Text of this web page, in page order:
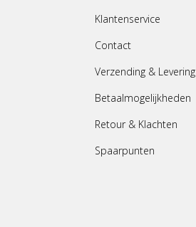
Klantenservice
Contact
Verzending & Levering
Betaalmogelijkheden
Retour & Klachten
Spaarpunten